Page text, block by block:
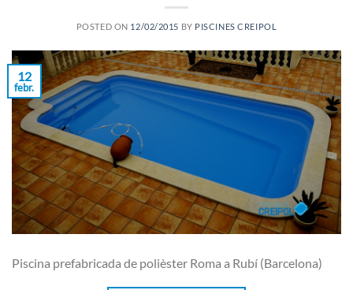
POSTED ON 12/02/2015 BY PISCINES CREIPOL
12
febr.
Piscina prefabricada de polièster Roma a Rubí (Barcelona)